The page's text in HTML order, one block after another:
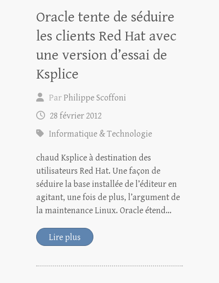
Oracle tente de séduire
les clients Red Hat avec
une version d’essai de
Ksplice
ParPhilippe Scoffoni
28 février 2012
Informatique & Technologie
chaud Ksplice à destination des
utilisateurs Red Hat. Une façon de
séduire la base installée de l’éditeur en
agitant, une fois de plus, l’argument de
la maintenance Linux. Oracle étend…
Lire plus